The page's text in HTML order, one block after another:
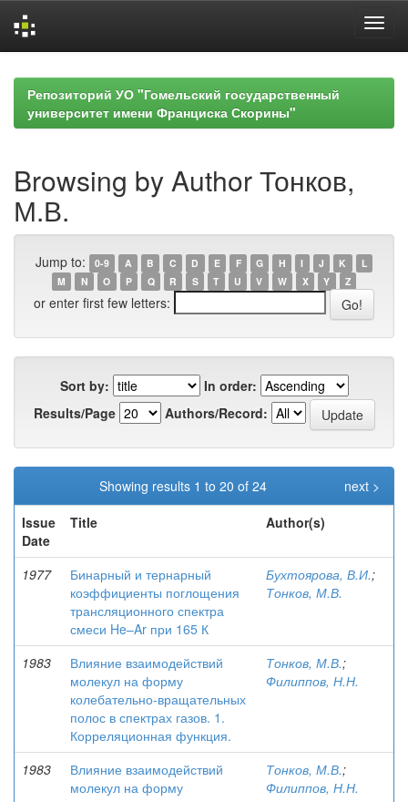
navigationРепозиторий УО "Гомельский государственный
университет имени Франциска Скорины"
Browsing by Author Тонков,
М.В.
Jump to: 0-9 A B C D E F G H I J K
L
M
N O P Q R S T U V W X Y Z
or enter first few letters:
Sort by:
In order:
Results/Page
Authors/Record:
Showing results 1 to 20 of 24
next >
Issue
Date
Title Author(s)
1977
Бинарный и тернарный
коэффициенты поглощения
трансляционного спектра
смеси He–Ar при 165 К
Бухтоярова, В.И.;
Тонков, М.В.
1983
Влияние взаимодействий
молекул на форму
колебательно-вращательных
полос в спектрах газов. 1.
Корреляционная функция.
Тонков, М.В.;
Филиппов, Н.Н.
1983
Влияние взаимодействий
молекул на форму
Тонков, М.В.;
Филиппов, Н.Н.